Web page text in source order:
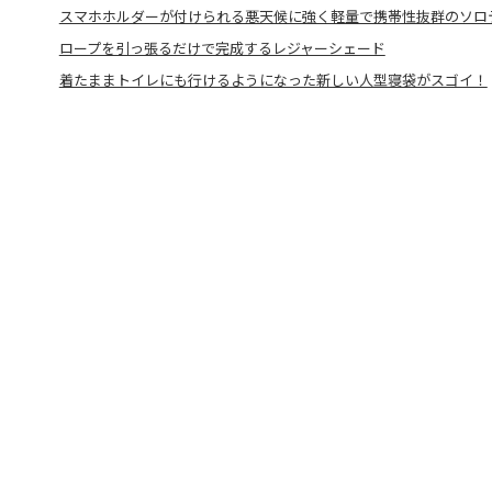
スマホホルダーが付けられる悪天候に強く軽量で携帯性抜群のソロ
ロープを引っ張るだけで完成するレジャーシェード
着たままトイレにも行けるようになった新しい人型寝袋がスゴイ！